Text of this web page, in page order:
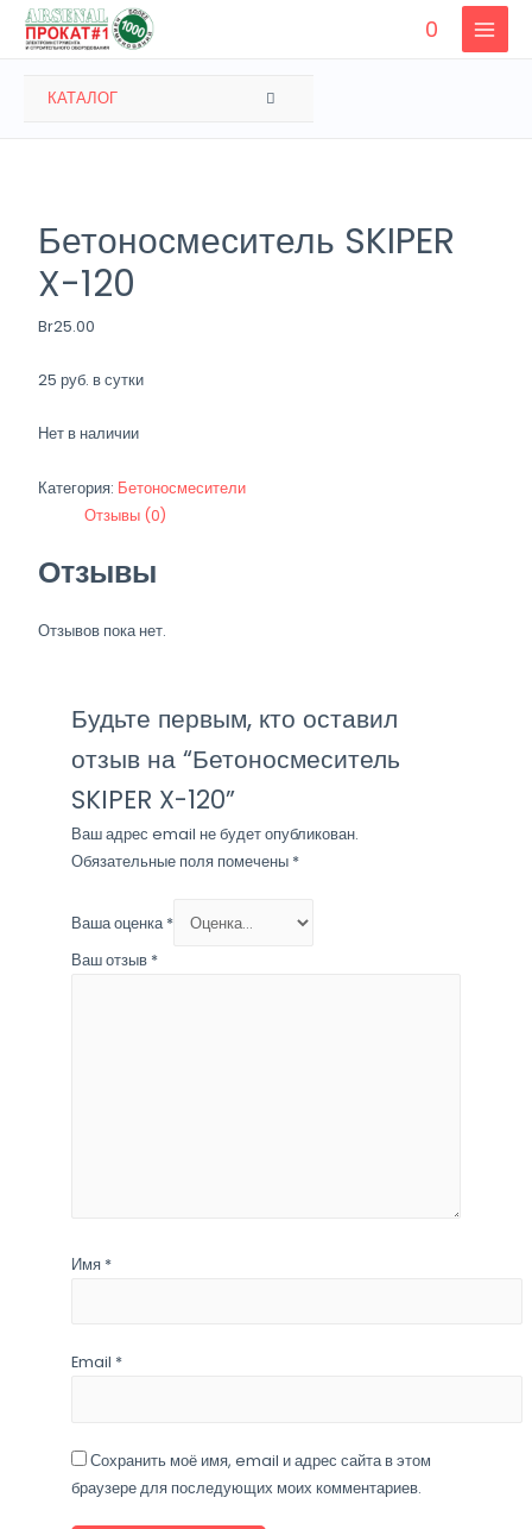
Перейти
0
MAIN
КАТАЛОГ ПЕРЕКЛЮЧАТЕЛЬ
Бетоносмеситель SKIPER
X-120
Br25.00
25 руб. в сутки
Нет в наличии
Категория: Бетоносмесители
Отзывы (0)
Отзывы
Отзывов пока нет.
Будьте первым, кто оставил
отзыв на “Бетоносмеситель
SKIPER X-120”
Ваш адрес email не будет опубликован.
Обязательные поля помечены *
Ваша оценка*
Ваш отзыв *
Имя *
Email *
Сохранить моё имя, email и адрес сайта в этом
браузере для последующих моих комментариев.